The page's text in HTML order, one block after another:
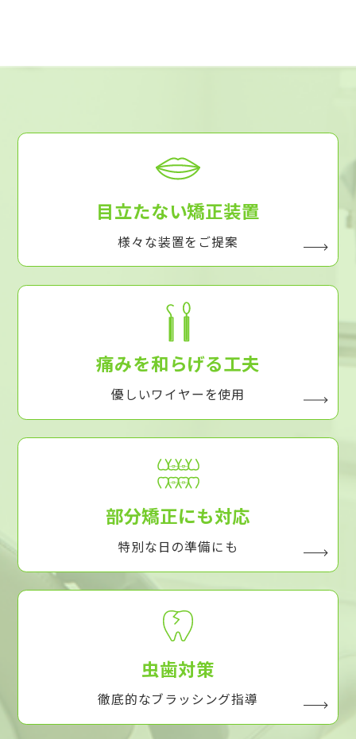
目立たない矯正装置
様々な装置をご提案
痛みを和らげる工夫
優しいワイヤーを使用
部分矯正にも対応
特別な日の準備にも
虫歯対策
徹底的なブラッシング指導